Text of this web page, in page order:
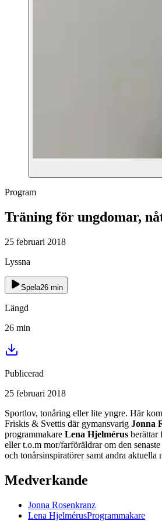
Program
Träning för ungdomar,
25 februari 2018
Lyssna
Spela26 min
Längd
26 min
Publicerad
25 februari 2018
Sportlov, tonåring eller lite yngre. Här
Friskis & Svettis där gymansvarig Jonna
programmakare Lena Hjelmérus berättar
eller t.o.m mor/farföräldrar om den
och tonårsinspiratörer samt andra aktuella
Medverkande
Jonna Rosenkranz
Lena HjelmérusProgrammakare